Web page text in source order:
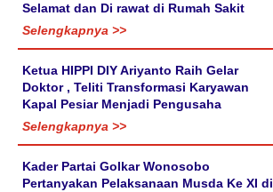
Selamat dan Di rawat di Rumah Sakit
Selengkapnya >>
Ketua HIPPI DIY Ariyanto Raih Gelar
Doktor , Teliti Transformasi Karyawan
Kapal Pesiar Menjadi Pengusaha
Selengkapnya >>
Kader Partai Golkar Wonosobo
Pertanyakan Pelaksanaan Musda Ke XI di